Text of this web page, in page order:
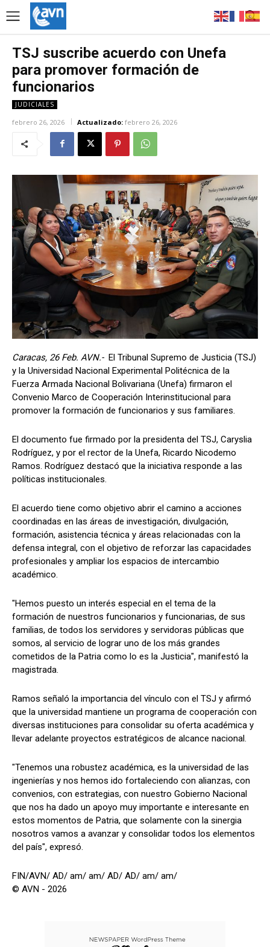
TSJ suscribe acuerdo con Unefa
para promover formación de
funcionarios
JUDICIALES
febrero 26, 2026 Actualizado: febrero 26, 2026
Caracas, 26 Feb. AVN.- El Tribunal Supremo de Justicia (TSJ)
y la Universidad Nacional Experimental Politécnica de la
Fuerza Armada Nacional Bolivariana (Unefa) firmaron el
Convenio Marco de Cooperación Interinstitucional para
promover la formación de funcionarios y sus familiares.
El documento fue firmado por la presidenta del TSJ, Caryslia
Rodríguez, y por el rector de la Unefa, Ricardo Nicodemo
Ramos. Rodríguez destacó que la iniciativa responde a las
políticas institucionales.
El acuerdo tiene como objetivo abrir el camino a acciones
coordinadas en las áreas de investigación, divulgación,
formación, asistencia técnica y áreas relacionadas con la
defensa integral, con el objetivo de reforzar las capacidades
profesionales y ampliar los espacios de intercambio
académico.
"Hemos puesto un interés especial en el tema de la
formación de nuestros funcionarios y funcionarias, de sus
familias, de todos los servidores y servidoras públicas que
somos, al servicio de lograr uno de los más grandes
cometidos de la Patria como lo es la Justicia", manifestó la
magistrada.
Ramos señaló la importancia del vínculo con el TSJ y afirmó
que la universidad mantiene un programa de cooperación con
diversas instituciones para consolidar su oferta académica y
llevar adelante proyectos estratégicos de alcance nacional.
"Tenemos una robustez académica, es la universidad de las
ingenierías y nos hemos ido fortaleciendo con alianzas, con
convenios, con estrategias, con nuestro Gobierno Nacional
que nos ha dado un apoyo muy importante e interesante en
estos momentos de Patria, que solamente con la sinergia
nosotros vamos a avanzar y consolidar todos los elementos
del país", expresó.
FIN/AVN/ AD/ am/ am/ AD/ AD/ am/ am/
© AVN - 2026